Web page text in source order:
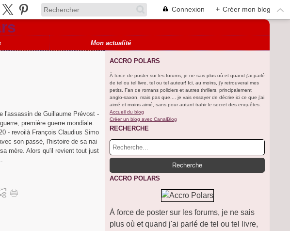
Connexion + Créer mon blog
Mon actualité
l'assassin de Guillaume Prévost -
première guerre mondiale.
- revoilà François Claudius Simo
son passé, l'histoire de sa nai
mère. Alors qu'il revient tout just
ACCRO POLARS
À force de poster sur les forums, je ne sais plus où et quand j'ai parlé
de tel ou tel livre, tel ou tel auteur! Ici, au moins, j'y retrouverai mes
petits. Fan de romans policiers et autres thrillers, principalement
anglo-saxon, mais pas que.... je vais essayer de décrire ici ce que j'ai
aimé et moins aimé, sans pour autant trahir le secret des enquêtes.
Accueil du blog
Créer un blog avec CanalBlog
RECHERCHE
ACCRO POLARS
À force de poster sur les forums, je ne sais
plus où et quand j'ai parlé de tel ou tel livre,